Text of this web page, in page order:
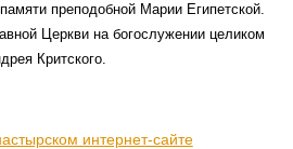
преподобной Марии Египетской.
Церкви на богослужении целиком
Критского.
интернет-сайте